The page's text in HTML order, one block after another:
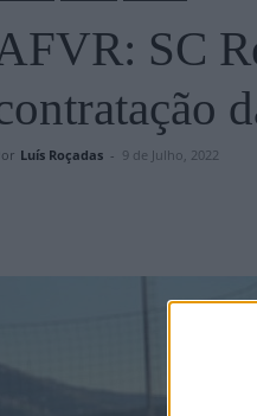
SC
Luís Roçadas - 9 de Julho, 2022